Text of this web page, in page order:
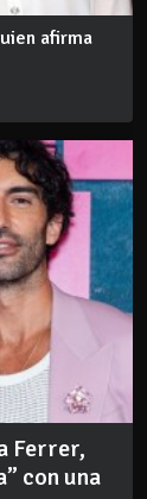
afirma
Ferrer,
con una